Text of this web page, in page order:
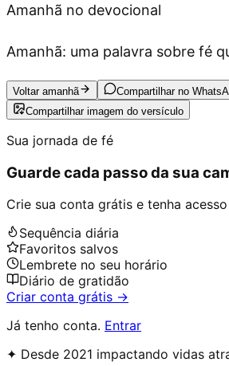
Amanhã no devocional
Amanhã: uma palavra sobre fé
Voltar amanhã
Compartilhar no
Compartilhar imagem do versículo
Sua jornada de fé
Guarde cada passo da sua
Crie sua conta grátis e tenha
Sequência diária
Favoritos salvos
Lembrete no seu horário
Diário de gratidão
Criar conta grátis →
Já tenho conta. Entrar
✦ Desde 2021 impactando vidas